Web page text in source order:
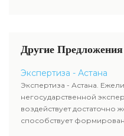
рыночной стоимости и
наряду с оценкой имущества
компании-эмитента, чтоб
узнать настоящую стоимость
ценных бумаг.
Другие Предложения
Экспертиза - Астана
Экспертиза - Астана.
негосударственной
воздействует достаточно
способствует